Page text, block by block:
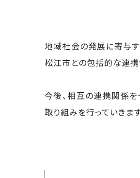
地域社会の発展に寄与す
松江市との包括的な連携
今後、相互の連携関係
取り組みを行っていきます